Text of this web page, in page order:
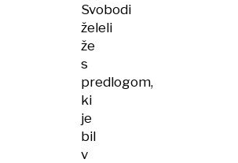
Svobodi
želeli
že
s
predlogom,
ki
je
bil
v